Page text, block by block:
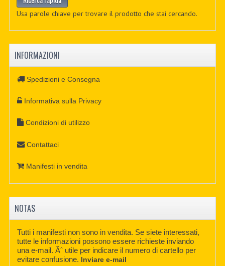
Usa parole chiave per trovare il prodotto che stai cercando.
INFORMAZIONI
Spedizioni e Consegna
Informativa sulla Privacy
Condizioni di utilizzo
Contattaci
Manifesti in vendita
NOTAS
Tutti i manifesti non sono in vendita. Se siete interessati,
tutte le informazioni possono essere richieste inviando
una e-mail. Ãˆ utile per indicare il numero di cartello per
evitare confusione. Inviare e-mail